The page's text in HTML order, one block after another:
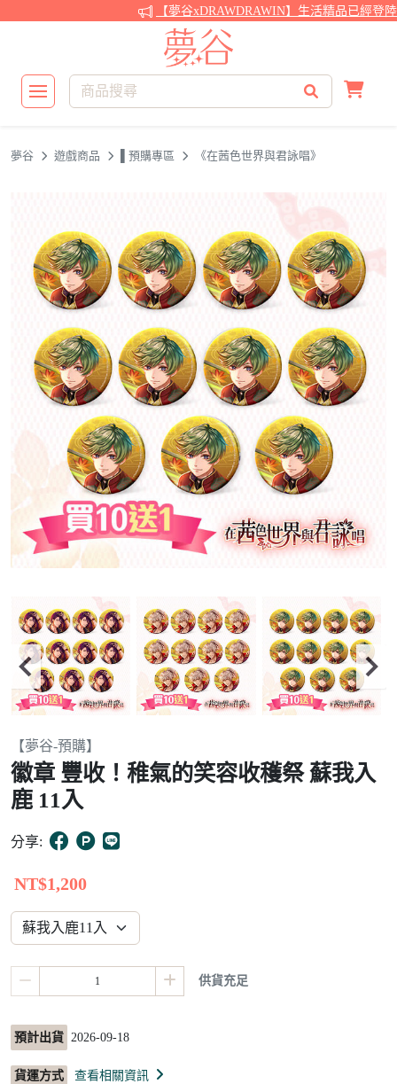
【夢谷xDRAWDRAWIN】生活精品已經登陸
夢谷 遊戲商品 ▌預購專區 《在茜色世界與君詠唱》
Item
2
of
6
【夢谷-預購】
徽章 豐收！稚氣的笑容收穫祭 蘇我入
鹿 11入
分享:
NT$1,200
供貨充足
預計出貨 2026-09-18
貨運方式 查看相關資訊